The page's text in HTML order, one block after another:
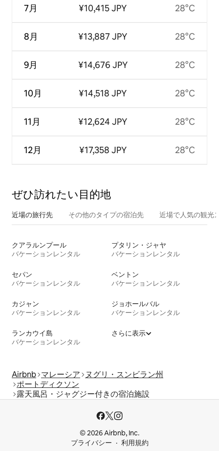
7月
8月
9月
10月
11月
12月
¥10,415 JPY
¥13,887 JPY
¥14,676 JPY
¥14,518 JPY
¥12,624 JPY
¥17,358 JPY
28°C
28°C
28°C
28°C
28°C
28°C
ぜひ訪⁠れ⁠た⁠い目⁠的⁠地
近場の旅行先 その他のタ⁠イ⁠プ⁠の宿⁠泊⁠先 近場で人気の観光
クアラルンプール
バケーションレンタル
プタリン・ジャヤ
バケーションレンタル
セパン
バケーションレンタル
ベントン
バケーションレンタル
カジャン
バケーションレンタル
ジョホールバル
バケーションレンタル
ランカウイ島
バケーションレンタル
さらに表示
Airbnb マレーシア
ヌグリ・スンビラン州
ポートディクソン
露天風呂・ジャグジー付きの宿泊施設
© 2026 Airbnb, Inc.
プライバシー
利用規約